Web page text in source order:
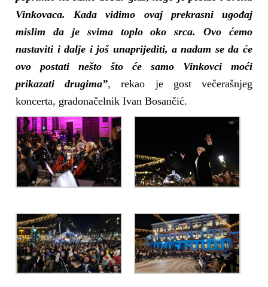
Vinkovaca. Kada vidimo ovaj prekrasni ugođaj
mislim da je svima toplo oko srca. Ovo ćemo
nastaviti i dalje i još unaprijediti, a nadam se da će
ovo postati nešto što će samo Vinkovci moći
prikazati drugima”, rekao je gost večerašnjeg
koncerta, gradonačelnik Ivan Bosančić.